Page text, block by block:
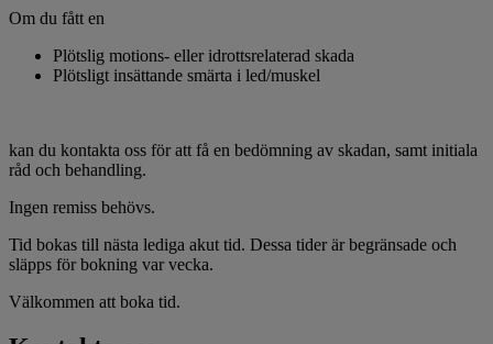
Om du fått en
Plötslig motions- eller idrottsrelaterad skada
Plötsligt insättande smärta i led/muskel
kan du kontakta oss för att få en bedömning av skadan, samt initiala
råd och behandling.
Ingen remiss behövs.
Tid bokas till nästa lediga akut tid. Dessa tider är begränsade och
släpps för bokning var vecka.
Välkommen att boka tid.